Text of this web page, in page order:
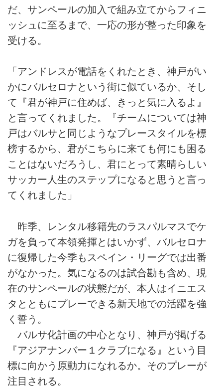
だ、サンペールの加入で組み立てからフィニ
ッシュに至るまで、一応の形が整った印象を
受ける。
「アンドレスが電話をくれたとき、神戸がい
かにバルセロナという街に似ているか、そし
て『君が神戸に住めば、きっと気に入るよ』
と言ってくれました。『チームについては神
戸はバルサと同じようなプレースタイルを標
榜するから、君がこちらに来ても何にも困る
ことはないだろうし、君にとって素晴らしい
サッカー人生のステップになると思うと言っ
てくれました」
昨季、レンタル移籍先のラスパルマスでケ
ガを負って本領発揮とはいかず、バルセロナ
に復帰した今季もスペイン・リーグでは出番
がなかった。気になるのは試合勘も含め、現
在のサンペールの状態だが、本人はイニエス
タとともにプレーできる新天地での活躍を強
く誓う。
バルサ化計画の中心となり、神戸が掲げる
『アジアナンバー１クラブになる』という目
標に向かう原動力になれるか。そのプレーが
注目される。